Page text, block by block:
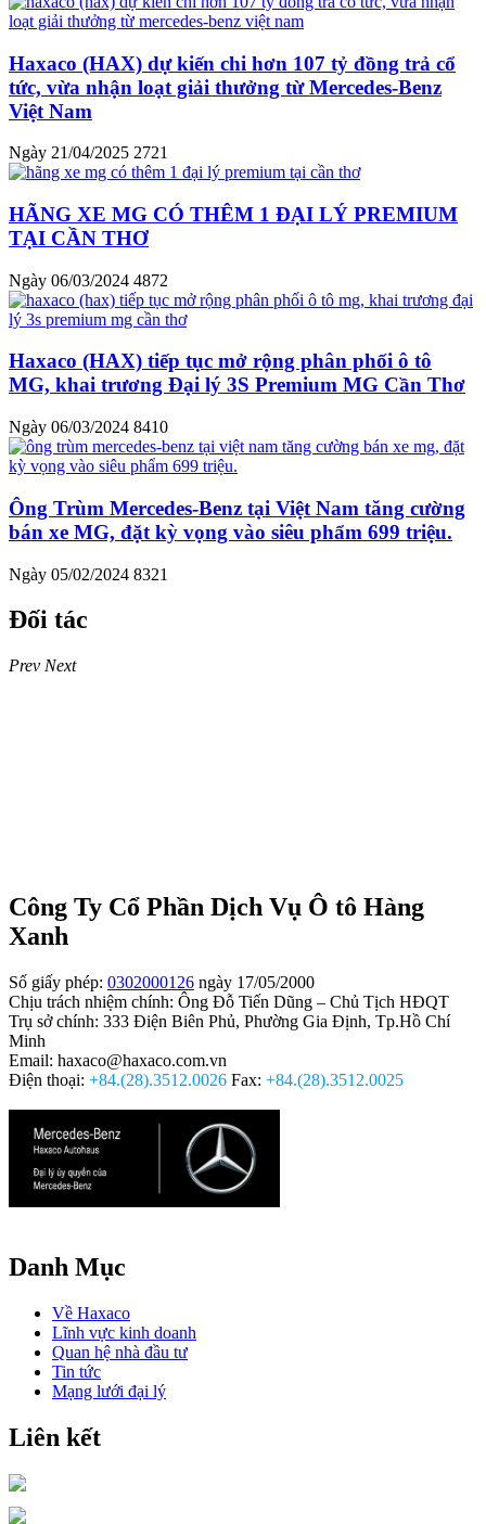
Haxaco (HAX) dự kiến chi hơn 107 tỷ đồng trả cổ
tức, vừa nhận loạt giải thưởng từ Mercedes-Benz
Việt Nam
Ngày 21/04/2025 2721
HÃNG XE MG CÓ THÊM 1 ĐẠI LÝ PREMIUM
TẠI CẦN THƠ
Ngày 06/03/2024 4872
Haxaco (HAX) tiếp tục mở rộng phân phối ô tô
MG, khai trương Đại lý 3S Premium MG Cần Thơ
Ngày 06/03/2024 8410
Ông Trùm Mercedes-Benz tại Việt Nam tăng cường
bán xe MG, đặt kỳ vọng vào siêu phẩm 699 triệu.
Ngày 05/02/2024 8321
Đối tác
Prev Next
Công Ty Cổ Phần Dịch Vụ Ô tô Hàng
Xanh
Số giấy phép: 0302000126 ngày 17/05/2000
Chịu trách nhiệm chính: Ông Đỗ Tiến Dũng – Chủ Tịch HĐQT
Trụ sở chính: 333 Điện Biên Phủ, Phường Gia Định, Tp.Hồ Chí
Minh
Email: haxaco@haxaco.com.vn
Điện thoại: +84.(28).3512.0026 Fax: +84.(28).3512.0025
Danh Mục
Về Haxaco
Lĩnh vực kinh doanh
Quan hệ nhà đầu tư
Tin tức
Mạng lưới đại lý
Liên kết